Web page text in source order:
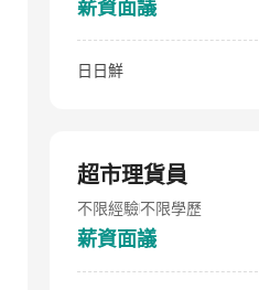
薪資面議
日日鮮
超市理貨員
不限經驗不限學歷
薪資面議